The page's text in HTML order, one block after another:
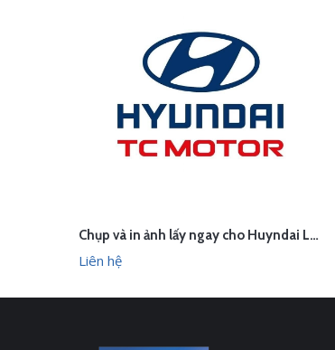
LIÊN HỆ XEM NHANH
Chụp và in ảnh lấy ngay cho Huyndai Lam Kinh
Liên hệ